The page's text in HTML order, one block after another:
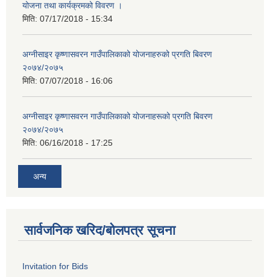
योजना तथा कार्यक्रमको विवरण ।
मिति: 07/17/2018 - 15:34
अग्नीसाइर कृष्णासवरन गाउँपालिकाको योजनाहरुको प्रगति बिवरण
२०७४/२०७५
मिति: 07/07/2018 - 16:06
अग्नीसाइर कृष्णासवरन गाउँपालिकाको योजनाहरूको प्रगति बिवरण
२०७४/२०७५
मिति: 06/16/2018 - 17:25
अन्य
सार्वजनिक खरिद/बोलपत्र सूचना
Invitation for Bids